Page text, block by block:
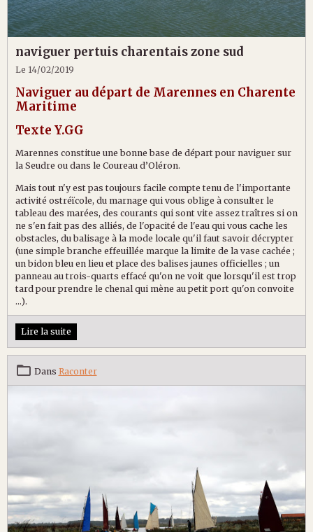
naviguer pertuis charentais zone sud
Le 14/02/2019
Naviguer au départ de Marennes en Charente
Maritime
Texte Y.GG
Marennes constitue une bonne base de départ pour naviguer sur
la Seudre ou dans le Coureau d’Oléron.
Mais tout n'y est pas toujours facile compte tenu de l'importante
activité ostréïcole, du marnage qui vous oblige à consulter le
tableau des marées, des courants qui sont vite assez traîtres si on
ne s'en fait pas des alliés, de l'opacité de l'eau qui vous cache les
obstacles, du balisage à la mode locale qu'il faut savoir décrypter
(une simple branche effeuillée marque la limite de la vase cachée ;
un bidon bleu en lieu et place des balises jaunes officielles ; un
panneau au trois-quarts effacé qu'on ne voit que lorsqu'il est trop
tard pour prendre le chenal qui mène au petit port qu'on convoite
...).
Lire la suite
Dans Raconter